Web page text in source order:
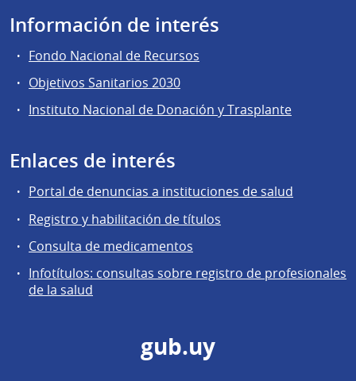
Información de interés
Fondo Nacional de Recursos
Objetivos Sanitarios 2030
Instituto Nacional de Donación y Trasplante
Enlaces de interés
Portal de denuncias a instituciones de salud
Registro y habilitación de títulos
Consulta de medicamentos
Infotítulos: consultas sobre registro de profesionales
de la salud
gub.uy